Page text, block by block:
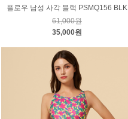
플로우 남성 사각 블랙 PSMQ156 BLK
61,000원
35,000원